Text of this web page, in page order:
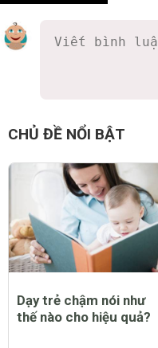
CHỦ ĐỀ NỔI BẬT
Dạy trẻ chậm nói như
thế nào cho hiệu quả?